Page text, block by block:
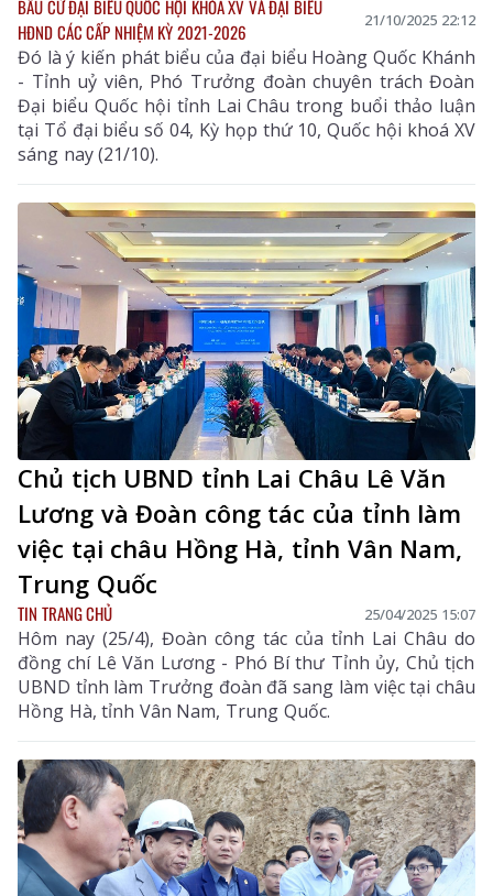
BẦU CỬ ĐẠI BIỂU QUỐC HỘI KHÓA XV VÀ ĐẠI BIỂU
HĐND CÁC CẤP NHIỆM KỲ 2021-2026
21/10/2025 22:12
Đó là ý kiến phát biểu của đại biểu Hoàng Quốc Khánh
- Tỉnh uỷ viên, Phó Trưởng đoàn chuyên trách Đoàn
Đại biểu Quốc hội tỉnh Lai Châu trong buổi thảo luận
tại Tổ đại biểu số 04, Kỳ họp thứ 10, Quốc hội khoá XV
sáng nay (21/10).
Chủ tịch UBND tỉnh Lai Châu Lê Văn
Lương và Đoàn công tác của tỉnh làm
việc tại châu Hồng Hà, tỉnh Vân Nam,
Trung Quốc
TIN TRANG CHỦ 25/04/2025 15:07
Hôm nay (25/4), Đoàn công tác của tỉnh Lai Châu do
đồng chí Lê Văn Lương - Phó Bí thư Tỉnh ủy, Chủ tịch
UBND tỉnh làm Trưởng đoàn đã sang làm việc tại châu
Hồng Hà, tỉnh Vân Nam, Trung Quốc.